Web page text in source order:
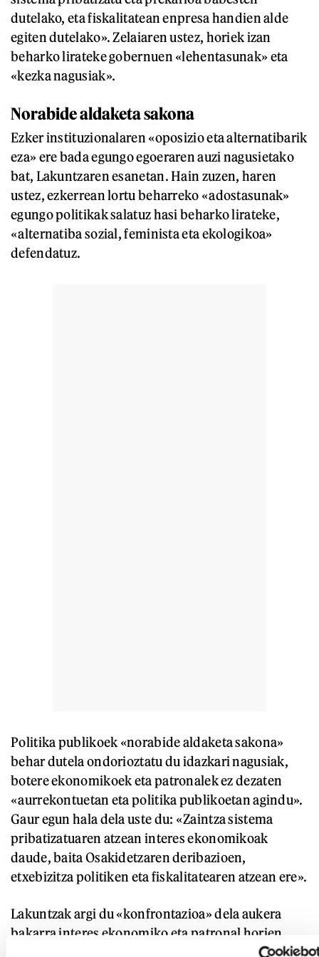
dutelako, eta fiskalitatean enpresa handien alde
egiten dutelako». Zelaiaren ustez, horiek izan
beharko lirateke gobernuen «lehentasunak» eta
«kezka nagusiak».
Norabide aldaketa sakona
Ezker instituzionalaren «oposizio eta alternatibarik
eza» ere bada egungo egoeraren auzi nagusietako
bat, Lakuntzaren esanetan. Hain zuzen, haren
ustez, ezkerrean lortu beharreko «adostasunak»
egungo politikak salatuz hasi beharko lirateke,
«alternatiba sozial, feminista eta ekologikoa»
defendatuz.
Politika publikoek «norabide aldaketa sakona»
behar dutela ondorioztatu du idazkari nagusiak,
botere ekonomikoek eta patronalek ez dezaten
«aurrekontuetan eta politika publikoetan agindu».
Gaur egun hala dela uste du: «Zaintza sistema
pribatizatuaren atzean interes ekonomikoak
daude, baita Osakidetzaren deribazioen,
etxebizitza politiken eta fiskalitatearen atzean ere».
Lakuntzak argi du «konfrontazioa» dela aukera
bakarra interes ekonomiko eta patronal horien
aurka. «Antolakuntza kolektiboa eta borroka